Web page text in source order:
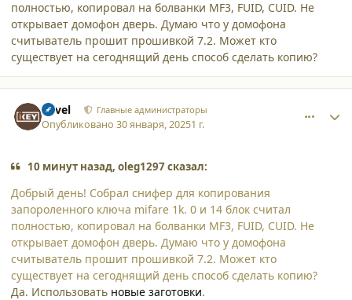
полностью, копировал на болванки MF3, FUID, CUID. Не
открывает домофон дверь. Думаю что у домофона
считыватель прошит прошивкой 7.2. Может кто
существует на сегоднящий день способ сделать копию?
Pavel Главные администраторы
Опубликовано30 января, 20251 г.
10 минут назад, oleg1297 сказал:
Добрый день! Собрал снифер для копирования
запороленного ключа mifare 1k. 0 и 14 блок считал
полностью, копировал на болванки MF3, FUID, CUID. Не
открывает домофон дверь. Думаю что у домофона
считыватель прошит прошивкой 7.2. Может кто
существует на сегоднящий день способ сделать копию?
Да. Использовать новые заготовки.